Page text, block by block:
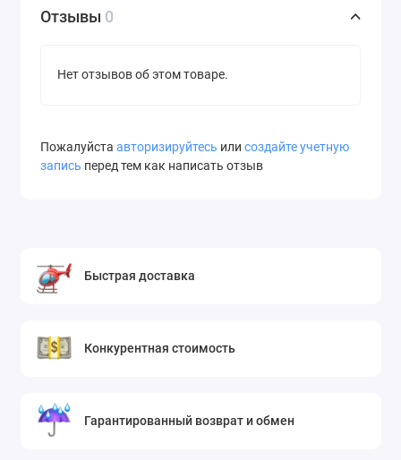
Отзывы 0
Нет отзывов об этом товаре.
Пожалуйста авторизируйтесь или создайте учетную
запись перед тем как написать отзыв
Быстрая доставка
Конкурентная стоимость
Гарантированный возврат и обмен